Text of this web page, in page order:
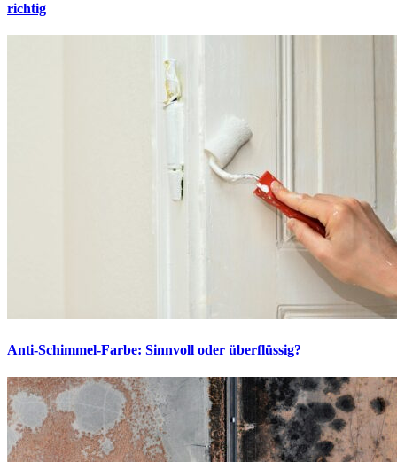
richtig
Anti-Schimmel-Farbe: Sinnvoll oder überflüssig?